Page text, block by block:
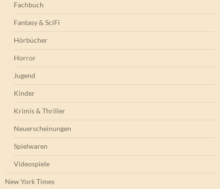
Fachbuch
Fantasy & SciFi
Hörbücher
Horror
Jugend
Kinder
Krimis & Thriller
Neuerscheinungen
Spielwaren
Videospiele
New York Times